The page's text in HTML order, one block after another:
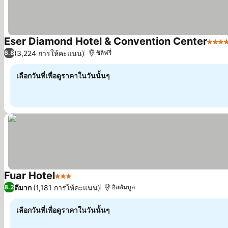
Eser Diamond Hotel & Convention Center5 ดาว
6.8(3,224 การให้คะแนน) ซิลิฟรี่
เลือกวันที่เพื่อดูราคาในวันนั้นๆ
Fuar Hotel3 ดาว
8.2ดีมาก (1,181 การให้คะแนน) อิสตันบูล
เลือกวันที่เพื่อดูราคาในวันนั้นๆ